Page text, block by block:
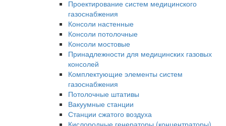
Проектирование систем медицинского
газоснабжения
Консоли настенные
Консоли потолочные
Консоли мостовые
Принадлежности для медицинских газовых
консолей
Комплектующие элементы систем
газоснабжения
Потолочные штативы
Вакуумные станции
Станции сжатого воздуха